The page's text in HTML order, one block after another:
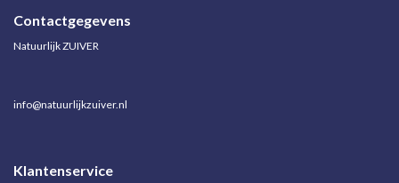
Contactgegevens
Natuurlijk ZUIVER
info@natuurlijkzuiver.nl
Klantenservice